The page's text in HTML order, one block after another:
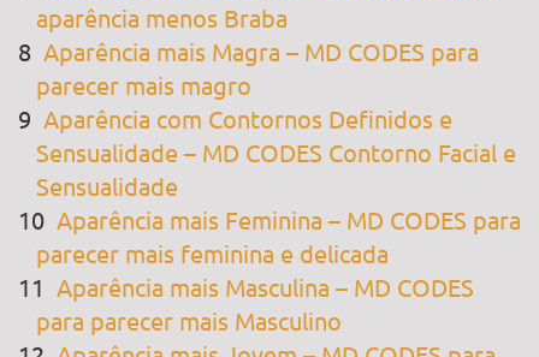
aparência menos Braba
Aparência mais Magra – MD CODES para
parecer mais magro
Aparência com Contornos Definidos e
Sensualidade – MD CODES Contorno Facial e
Sensualidade
Aparência mais Feminina – MD CODES para
parecer mais feminina e delicada
Aparência mais Masculina – MD CODES
para parecer mais Masculino